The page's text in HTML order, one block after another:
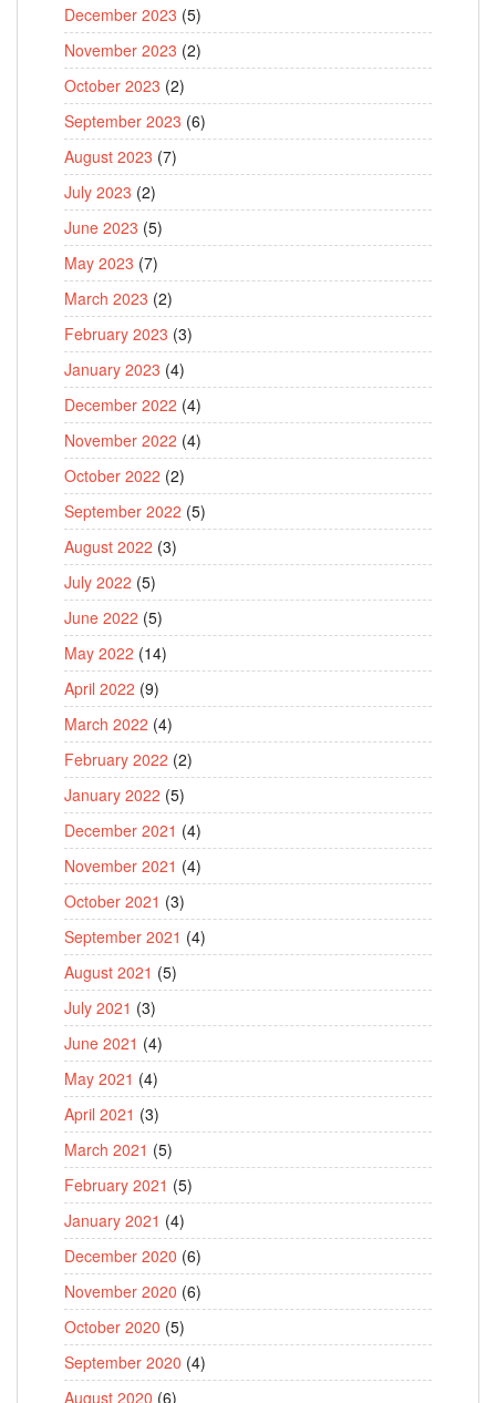
December 2023 (5)
November 2023 (2)
October 2023 (2)
September 2023 (6)
August 2023 (7)
July 2023 (2)
June 2023 (5)
May 2023 (7)
March 2023 (2)
February 2023 (3)
January 2023 (4)
December 2022 (4)
November 2022 (4)
October 2022 (2)
September 2022 (5)
August 2022 (3)
July 2022 (5)
June 2022 (5)
May 2022 (14)
April 2022 (9)
March 2022 (4)
February 2022 (2)
January 2022 (5)
December 2021 (4)
November 2021 (4)
October 2021 (3)
September 2021 (4)
August 2021 (5)
July 2021 (3)
June 2021 (4)
May 2021 (4)
April 2021 (3)
March 2021 (5)
February 2021 (5)
January 2021 (4)
December 2020 (6)
November 2020 (6)
October 2020 (5)
September 2020 (4)
August 2020 (6)